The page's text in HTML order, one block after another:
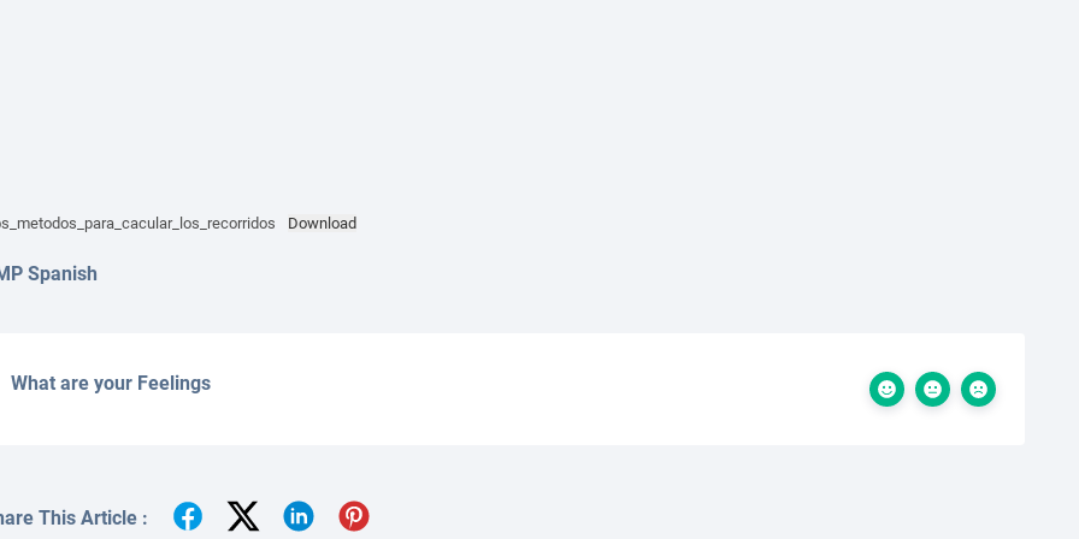
Download
Spanish
What are your Feelings
This Article :